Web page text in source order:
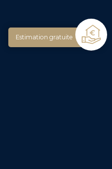
Estimation gratuite